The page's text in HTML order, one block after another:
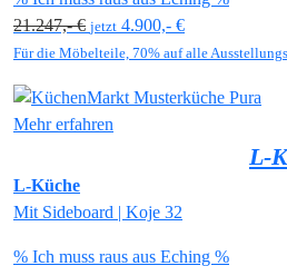
21.247,- € jetzt 4.900,- €
Für die Möbelteile, 70% auf alle
Mehr erfahren
L-
L-Küche
Mit Sideboard | Koje 32
% Ich muss raus aus Eching %